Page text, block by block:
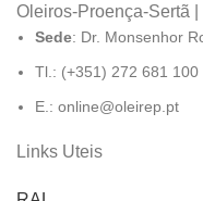
Oleiros-Proença-Sertã
Sede: Dr. Monsenhor
Tl.: (+351) 272 681
E.: online@oleirep.pt
Links Uteis